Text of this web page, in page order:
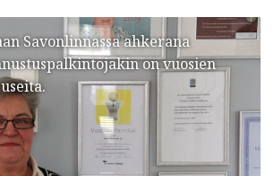
Savonlinnassa ahkerana
on vuosien